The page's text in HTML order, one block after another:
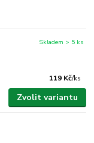
119 Kč/ks
Skladem > 5 ks
Zvolit variantu